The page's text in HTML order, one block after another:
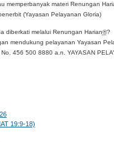
memperbanyak materi Renungan
(Yayasan Pelayanan Gloria)
diberkati melalui Renungan Harian®?
mendukung pelayanan Yayasan
456 500 8880 a.n. YAYASAN
19:9-18)